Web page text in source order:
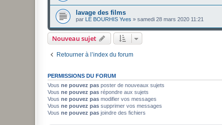
lavage des films
par LE BOURHIS Yves » samedi 28 mars 2020 11:21
Nouveau sujet
Retourner à l’index du forum
PERMISSIONS DU FORUM
Vous ne pouvez pas poster de nouveaux sujets
Vous ne pouvez pas répondre aux sujets
Vous ne pouvez pas modifier vos messages
Vous ne pouvez pas supprimer vos messages
Vous ne pouvez pas joindre des fichiers